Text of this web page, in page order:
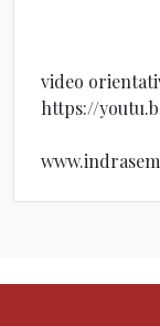
video
https://